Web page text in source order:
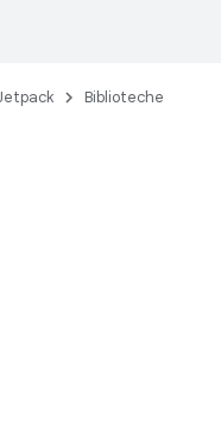
Biblioteche